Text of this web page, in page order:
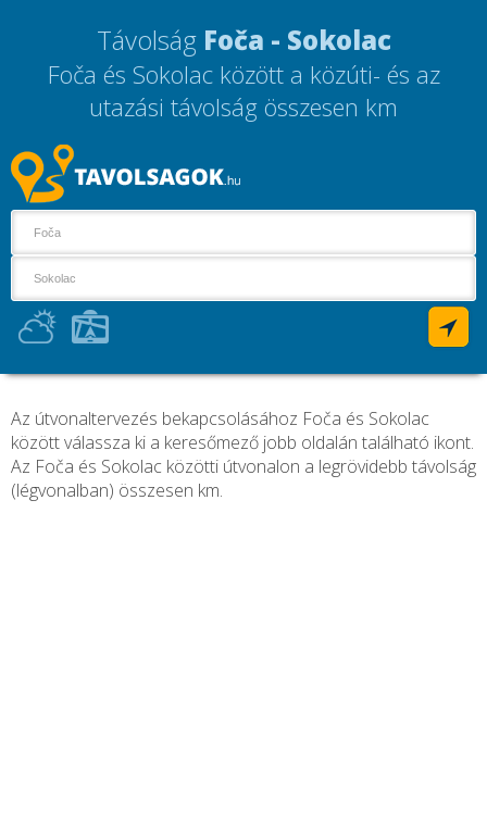
Távolság Foča - Sokolac
Foča és Sokolac között a közúti- és az
utazási távolság összesen km
Az útvonaltervezés bekapcsolásához Foča és Sokolac
között válassza ki a keresőmező jobb oldalán található ikont.
Az Foča és Sokolac közötti útvonalon a legrövidebb távolság
(légvonalban) összesen km.